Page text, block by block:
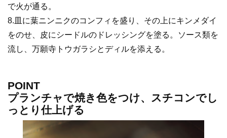
で火が通る。
8.皿に葉ニンニクのコンフィを盛り、その上にキンメダイ
をのせ、皮にシードルのドレッシングを塗る。ソース類を
流し、万願寺トウガラシとディルを添える。
POINT
プランチャで焼き色をつけ、スチコンでし
っとり仕上げる